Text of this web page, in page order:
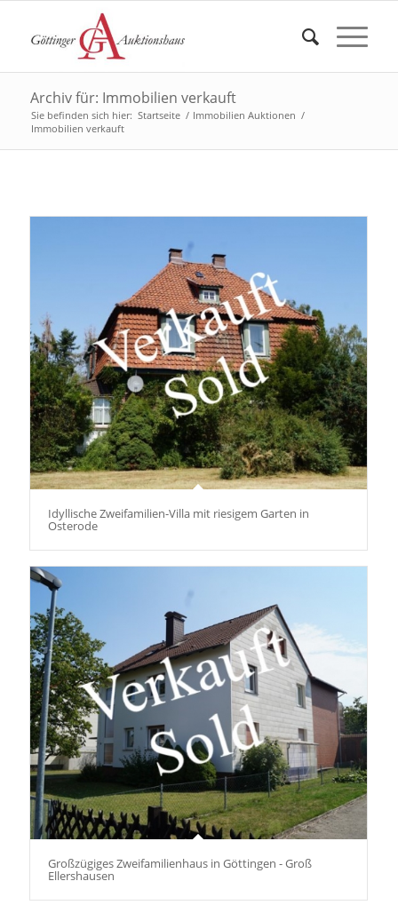
Archiv für: Immobilien verkauft
Sie befinden sich hier: Startseite / Immobilien Auktionen /
Immobilien verkauft
Idyllische Zweifamilien-Villa mit riesigem Garten in
Osterode
Großzügiges Zweifamilienhaus in Göttingen - Groß
Ellershausen